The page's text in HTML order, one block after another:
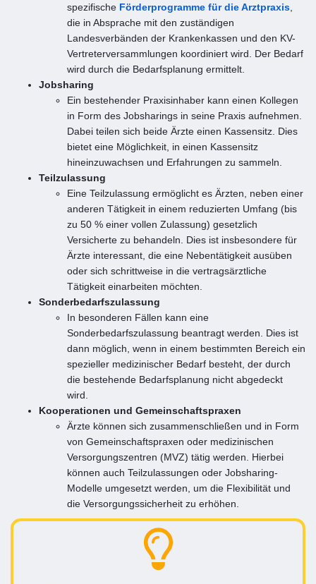
spezifische Förderprogramme für die Arztpraxis
die in Absprache mit den zuständigen
Landesverbänden der Krankenkassen und den KV-
Vertreterversammlungen koordiniert wird. Der Bedarf
wird durch die Bedarfsplanung ermittelt.
Jobsharing
Ein bestehender Praxisinhaber kann einen Kollegen
in Form des Jobsharings in seine Praxis aufnehmen.
Dabei teilen sich beide Ärzte einen Kassensitz. Dies
bietet eine Möglichkeit, in einen Kassensitz
hineinzuwachsen und Erfahrungen zu sammeln.
Teilzulassung
Eine Teilzulassung ermöglicht es Ärzten, neben einer
anderen Tätigkeit in einem reduzierten Umfang (bis
zu 50 % einer vollen Zulassung) gesetzlich
Versicherte zu behandeln. Dies ist insbesondere für
Ärzte interessant, die eine Nebentätigkeit ausüben
oder sich schrittweise in die vertragsärztliche
Tätigkeit einarbeiten möchten.
Sonderbedarfszulassung
In besonderen Fällen kann eine
Sonderbedarfszulassung beantragt werden. Dies ist
dann möglich, wenn in einem bestimmten Bereich ein
spezieller medizinischer Bedarf besteht, der durch
die bestehende Bedarfsplanung nicht abgedeckt
wird.
Kooperationen und Gemeinschaftspraxen
Ärzte können sich zusammenschließen und in Form
von Gemeinschaftspraxen oder medizinischen
Versorgungszentren (MVZ) tätig werden. Hierbei
können auch Teilzulassungen oder Jobsharing-
Modelle umgesetzt werden, um die Flexibilität und
die Versorgungssicherheit zu erhöhen.